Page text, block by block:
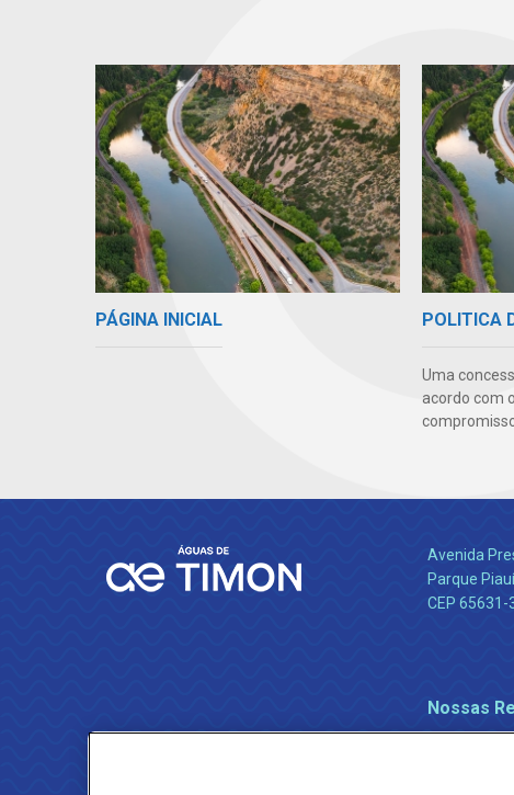
PÁGINA INICIAL POLITICA
Uma
acordo com
Avenida
Parque
CEP 65631-
Nossas